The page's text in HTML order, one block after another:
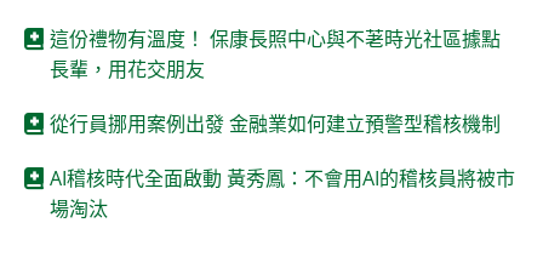
這份禮物有溫度！ 保康長照中心與不荖時光社區據點
長輩，用花交朋友
從行員挪用案例出發 金融業如何建立預警型稽核機制
AI稽核時代全面啟動 黃秀鳳：不會用AI的稽核員將被市
場淘汰